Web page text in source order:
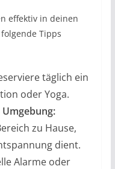
effektiv in deinen
Tipps
täglich ein
oder Yoga.
zu Hause,
dient.
Alarme oder